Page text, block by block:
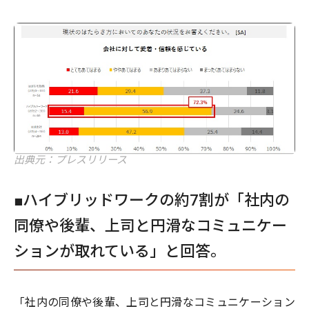
出典元：プレスリリース
■ハイブリッドワークの約7割が「社内の
同僚や後輩、上司と円滑なコミュニケー
ションが取れている」と回答。
「社内の同僚や後輩、上司と円滑なコミュニケーション